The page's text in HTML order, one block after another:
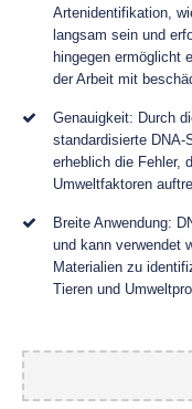
Artenidentifikation,
langsam sein und
hingegen ermöglicht
der Arbeit mit
Genauigkeit: Durch
standardisierte DNA-
erheblich die Fehler,
Umweltfaktoren
Breite Anwendung:
und kann verwendet
Materialien zu
Tieren und